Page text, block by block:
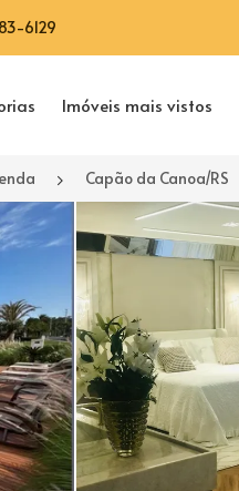
6129
Imóveis mais vistos
Capão da Canoa/RS